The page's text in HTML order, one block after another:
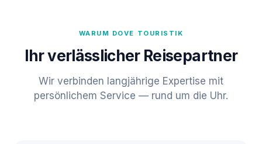
WARUM DOVE TOURISTIK
Ihr verlässlicher Reisepartner
Wir verbinden langjährige Expertise mit
persönlichem Service — rund um die Uhr.